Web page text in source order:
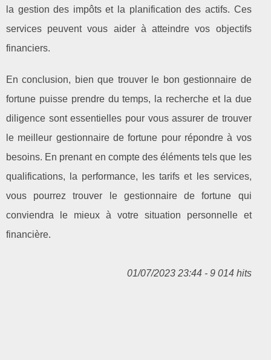
la gestion des impôts et la planification des actifs. Ces
services peuvent vous aider à atteindre vos objectifs
financiers.
En conclusion, bien que trouver le bon gestionnaire de
fortune puisse prendre du temps, la recherche et la due
diligence sont essentielles pour vous assurer de trouver
le meilleur gestionnaire de fortune pour répondre à vos
besoins. En prenant en compte des éléments tels que les
qualifications, la performance, les tarifs et les services,
vous pourrez trouver le gestionnaire de fortune qui
conviendra le mieux à votre situation personnelle et
financière.
01/07/2023 23:44 - 9 014 hits